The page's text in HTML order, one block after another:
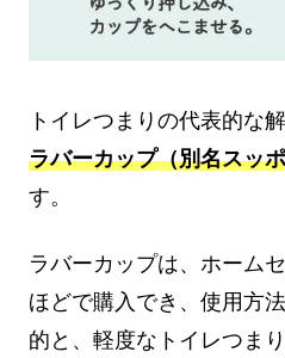
トイレつまりの代表的な
ラバーカップ（別名スッ
す。
ラバーカップは、ホーム
ほどで購入でき、使用方
的と、軽度なトイレつま